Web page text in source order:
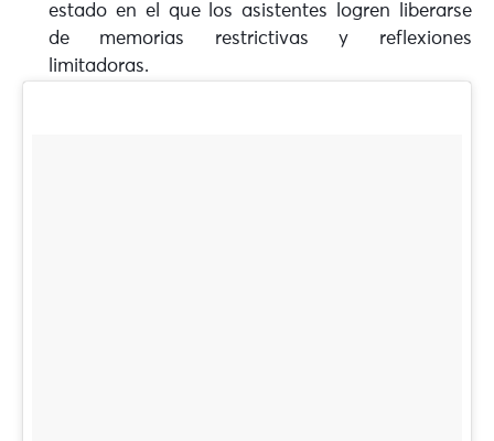
estado en el que los asistentes logren liberarse
de memorias restrictivas y reflexiones
limitadoras.